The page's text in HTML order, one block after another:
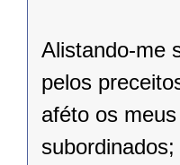
Alistando-me
pelos
aféto os